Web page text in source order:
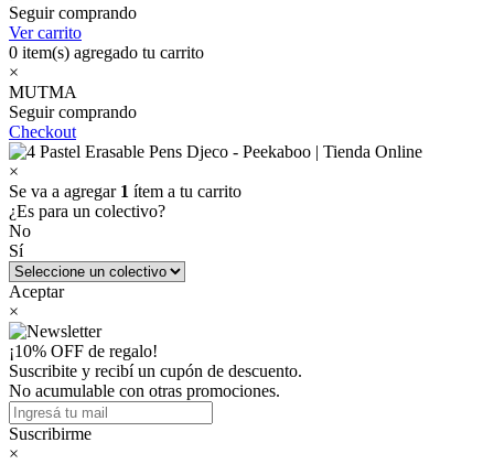
Seguir comprando
Ver carrito
0 item(s) agregado tu carrito
×
MUTMA
Seguir comprando
Checkout
×
Se va a agregar 1 ítem a tu carrito
¿Es para un colectivo?
No
Sí
Aceptar
×
¡10% OFF de regalo!
Suscribite y recibí un cupón de descuento.
No acumulable con otras promociones.
Suscribirme
×